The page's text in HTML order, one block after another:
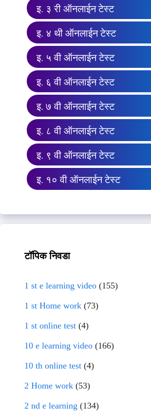
इ. ३ री ऑनलाईन टेस्ट
इ. ४ थी ऑनलाईन टेस्ट
इ. ५ वी ऑनलाईन टेस्ट
इ. ६ वी ऑनलाईन टेस्ट
इ. ७ वी ऑनलाईन टेस्ट
इ. ८ वी ऑनलाईन टेस्ट
इ. ९ वी ऑनलाईन टेस्ट
इ. १० वी ऑनलाईन टेस्ट
टॉपिक निवडा
1 st e learning video (155)
1 st Home work (73)
1 st online test (4)
10 e learning video (166)
10 th online test (4)
2 Home work (53)
2 nd e learning (134)